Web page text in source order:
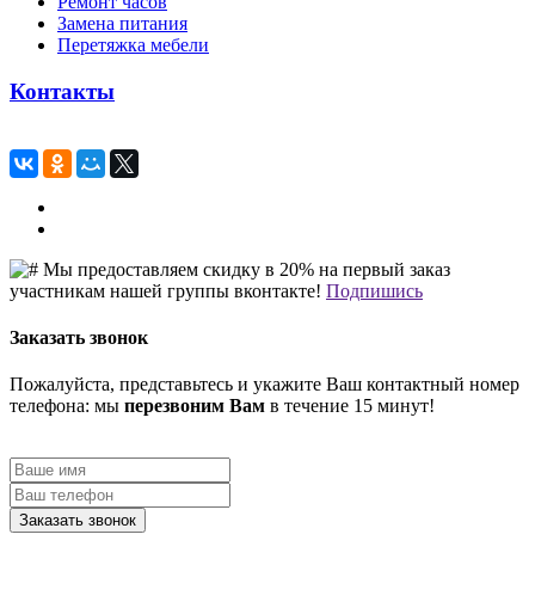
Замена питания
Перетяжка мебели
Контакты
Мы предоставляем скидку в 20% на первый заказ
участникам нашей группы вконтакте! Подпишись
Заказать звонок
Пожалуйста, представьтесь и укажите Ваш контактный номер
телефона: мы перезвоним Вам в течение 15 минут!